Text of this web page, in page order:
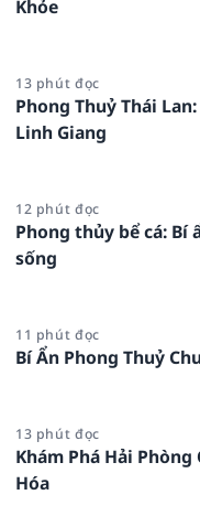
Khỏe
13 phút đọc
Phong Thuỷ Thái
Linh Giang
12 phút đọc
Phong thủy bể cá: Bí
sống
11 phút đọc
Bí Ẩn Phong Thuỷ
13 phút đọc
Khám Phá Hải
Hóa